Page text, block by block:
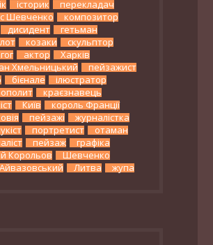
історик
перекладач
Шевченко
композитор
дисидент
гетьман
козаки
скульптор
актор
Харків
Хмельницький
пейзажист
бієнале
ілюстратор
краєзнавець
Київ
король Франції
пейзажі
журналістка
портретист
отаман
пейзаж
графіка
Корольов
Шевченко
Литва жупа